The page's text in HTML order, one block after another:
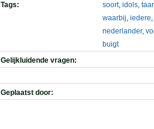
Tags:
soort, idols,
waarbij, iedere,
nederlander,
buigt
Gelijkluidende vragen:
Geplaatst door: